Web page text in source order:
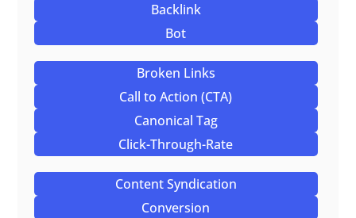
Backlink
Bot
Broken Links
Call to Action (CTA)
Canonical Tag
Click-Through-Rate
Content Syndication
Conversion